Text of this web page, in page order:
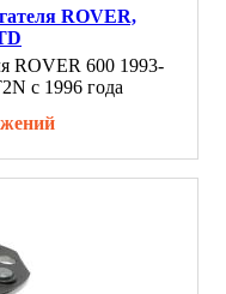
ROVER,
ROVER 600 1993-
с 1996 года